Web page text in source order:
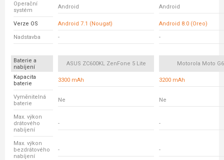
Operační
systém
Android Android
Verze OS Android 7.1 (Nougat) Android 8.0 (Oreo)
Nadstavba - -
Baterie a
nabíjení
ASUS ZC600KL ZenFone 5 Lite Motorola Moto
Kapacita
baterie
3300 mAh 3200 mAh
Vyměnitelná
baterie
Ne Ne
Max. výkon
drátového
nabíjení
- -
Max. výkon
bezdrátového
nabíjení
- -